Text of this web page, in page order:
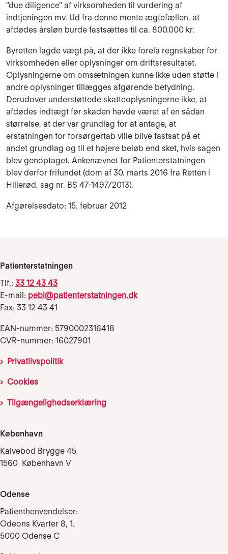
"due diligence" af virksomheden til vurdering af
indtjeningen mv. Ud fra denne mente ægtefællen, at
afdødes årsløn burde fastsættes til ca. 800.000 kr.
Byretten lagde vægt på, at der ikke forelå regnskaber for
virksomheden eller oplysninger om driftsresultatet.
Oplysningerne om omsætningen kunne ikke uden støtte i
andre oplysninger tillægges afgørende betydning.
Derudover understøttede skatteoplysningerne ikke, at
afdødes indtægt før skaden havde været af en sådan
størrelse, at der var grundlag for at antage, at
erstatningen for forsørgertab ville blive fastsat på et
andet grundlag og til et højere beløb end sket, hvis sagen
blev genoptaget. Ankenævnet for Patienterstatningen
blev derfor frifundet (dom af 30. marts 2016 fra Retten i
Hillerød, sag nr. BS 47-1497/2013).
Afgørelsesdato: 15. februar 2012
Patienterstatningen
Tlf.: 33 12 43 43
E-mail: pebl@patienterstatningen.dk
Fax: 33 12 43 41
EAN-nummer: 5790002316418
CVR-nummer: 16027901
Privatlivspolitik
Cookies
Tilgængelighedserklæring
København
Kalvebod Brygge 45
1560 København V
Odense
Patienthenvendelser:
Odeons Kvarter 8, 1.
5000 Odense C